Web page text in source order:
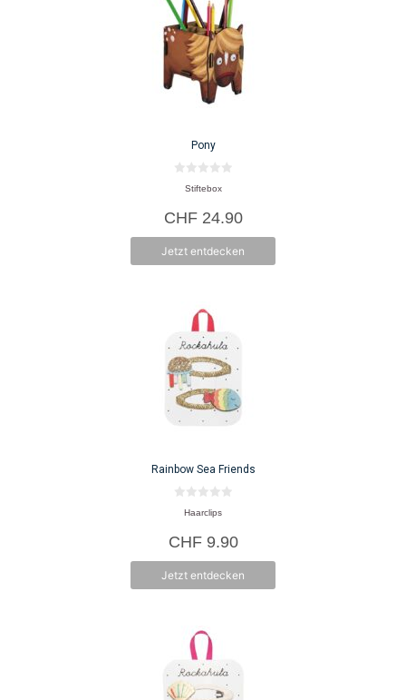
Pony
n
5
Stiftebox
CHF24.90
Jetzt entdecken
Rainbow Sea Friends
n
5
Haarclips
CHF9.90
Jetzt entdecken